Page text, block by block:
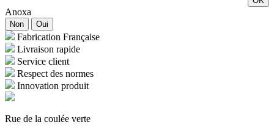
Anoxa
Non Oui
Fabrication Française
Livraison rapide
Service client
Respect des normes
Innovation produit
Rue de la coulée verte